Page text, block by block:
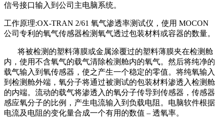
信号接口输入到公司主电脑系统。
工作原理:OX-TRAN 2/61 氧气渗透率测试仪，使用 MOCON
公司专利的氧气传感器检测氧气透过包装材料或容器的数量。
将被检测的塑料薄膜或金属涂覆过的塑料薄膜夹在检测舱
内，使用不含氧气的载气清除检测舱内的氧气。然后将纯净的
载气输入到氧传感器，使之产生一个稳定的零值。将纯氧输入
到检测舱外端，氧分子将通过被测试的包装材料渗透入检测舱
的内端。流动的载气将渗透入的氧分子传导到传感器，传感器
感应氧分子的比例，产生电流输入到负载电阻。电脑软件根据
电流及电阻的变化量合成一个有用的数值 – 透氧率。